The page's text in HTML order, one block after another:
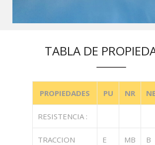
TABLA DE
PROPIEDADES PU NR
RESISTENCIA :
TRACCION E MB B